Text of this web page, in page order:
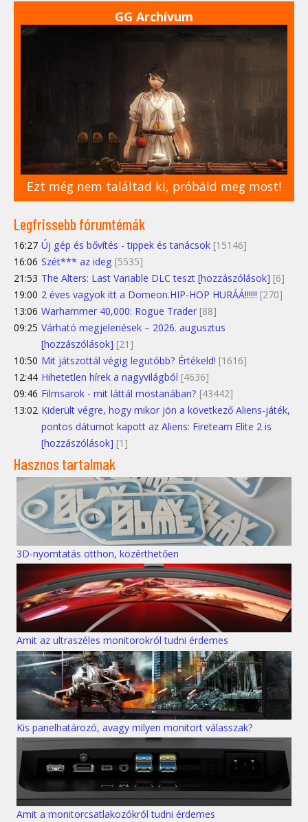
GG Archívum
Ezt még nem találtad ki, próbáld meg most!
Legfrissebb fórumtémák
16:27 Új gép és bővítés - tippek és tanácsok [15146]
16:06 Szét*** az ideg [5535]
21:53 The Alters: Last Variable DLC teszt [hozzászólások] [6]
19:00 2 éves vagyok itt a Domeon.HIP-HOP HURÁÁ!!!!!! [270]
13:06 Warhammer 40,000: Rogue Trader [88]
09:25 Várható megjelenések – 2026. augusztus
[hozzászólások] [21]
10:50 Mit játszottál végig legutóbb? Értékeld! [1616]
12:44 Hihetetlen hírek a nagyvilágból [4636]
09:46 Filmsarok - mit láttál mostanában? [43442]
13:02 Kiderült végre, hogy mikor jön a következő Aliens-játék,
pontos dátumot kapott az Aliens: Fireteam Elite 2 is
[hozzászólások] [1]
Hasznos tartalmak
3D-nyomtatás otthon, közérthetően
Amit az ultraszéles monitorokról tudni érdemes
Kis panelhatározó, avagy milyen monitort válasszak?
Amit a monitorcsatlakozókról tudni érdemes